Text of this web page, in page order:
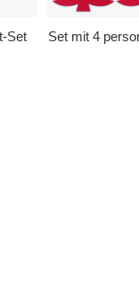
Set
Set mit 4